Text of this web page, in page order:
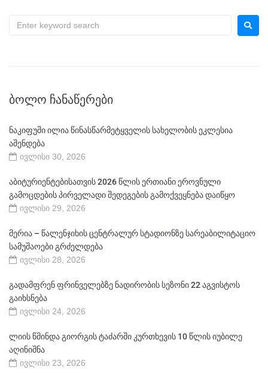
ᲑᲝᲚᲝ ᲩᲐᲜᲐᲬᲔᲠᲔᲑᲘ
ნაკიფუში ილია წინასწარმეტყველის სახელობის ეკლესია
აშენდება
ივლისი 30, 2026
აბიტურიენტებისათვის 2026 წლის ერთიანი ეროვნული
გამოცდების პირველადი შედეგების გამოქვეყნება დაიწყო
ივლისი 29, 2026
მერია – წალენჯიხის ცენტრალურ სტადიონზე სარეაბილიტაციო
სამუშაოები გრძელდება
ივლისი 28, 2026
გადამფრენ ფრინველებზე ნადირობის სეზონი 22 აგვისტოს
გაიხსნება
ივლისი 24, 2026
ლიის წმინდა გიორგის ტაძარში კურთხევის 10 წლის იუბილე
აღინიშნა
ივლისი 23, 2026